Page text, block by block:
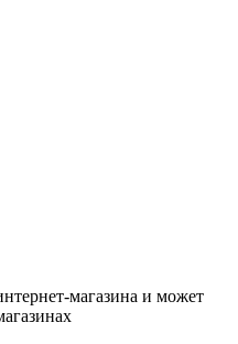
магазина и может